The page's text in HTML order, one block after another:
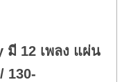
มี 12 เพลง แผ่น
130-